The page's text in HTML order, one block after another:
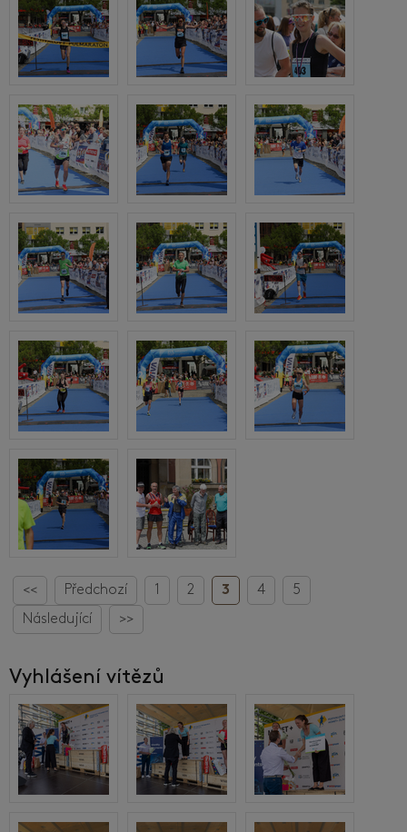
<< Předchozí 1 2 3 4
5
Následující
>>
Vyhlášení vítězů